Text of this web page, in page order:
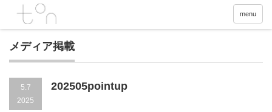
menu
メディア掲載
5.7
2025
202505pointup